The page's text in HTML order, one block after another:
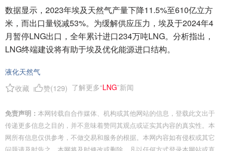
数据显示，2023年埃及天然气产量下降11.5%至610亿立方
米，而出口量锐减53%。为缓解供应压力，埃及于2024年4
月暂停LNG出口，全年累计进口234万吨LNG。分析指出，
LNG终端建设将有助于埃及优化能源进口结构。
液化天然气
收藏
赞(129) 了解更多“LNG”新闻
免责声明： 本网转载自合作媒体、机构或其他网站的信息，登载此文出于
传递更多信息之目的，并不意味着赞同其观点或证实其内容的真实性。本
网所有信息仅供参考，不做交易和服务的根据。本网内容如有侵权或其它